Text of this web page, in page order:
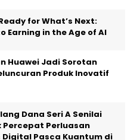
for What’s Next:
Earning in the Age of AI
Huawei Jadi Sorotan
Produk Inovatif
Dana Seri A Senilai
Percepat Perluasan
Pasca Kuantum di